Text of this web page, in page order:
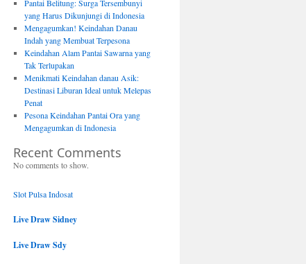
Pantai Belitung: Surga Tersembunyi
yang Harus Dikunjungi di Indonesia
Mengagumkan! Keindahan Danau
Indah yang Membuat Terpesona
Keindahan Alam Pantai Sawarna yang
Tak Terlupakan
Menikmati Keindahan danau Asik:
Destinasi Liburan Ideal untuk Melepas
Penat
Pesona Keindahan Pantai Ora yang
Mengagumkan di Indonesia
Recent Comments
No comments to show.
Slot Pulsa Indosat
Live Draw Sidney
Live Draw Sdy